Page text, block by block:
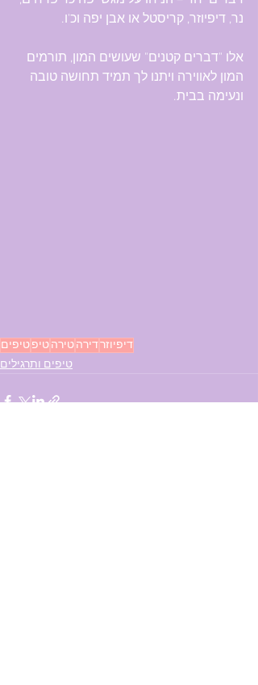
נר, דיפיוזר, קריסטל או אבן יפה וכ'ו.
אלו "דברים קטנים" שעושים המון, תורמים
המון לאווירה ויתנו לך תמיד תחושה טובה
ונעימה בבית.
טיפיםטיפטירהדירהדיפיוזר
טיפים ותרגילים